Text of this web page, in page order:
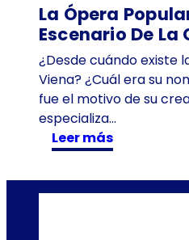
ñ
o
s
e
n
T
i
e
T
La Ópera
Escenario De La
¿Desde cuándo existe
Viena? ¿Cuál era su
fue el motivo de su
especializa…
Leer más:
L
Ó